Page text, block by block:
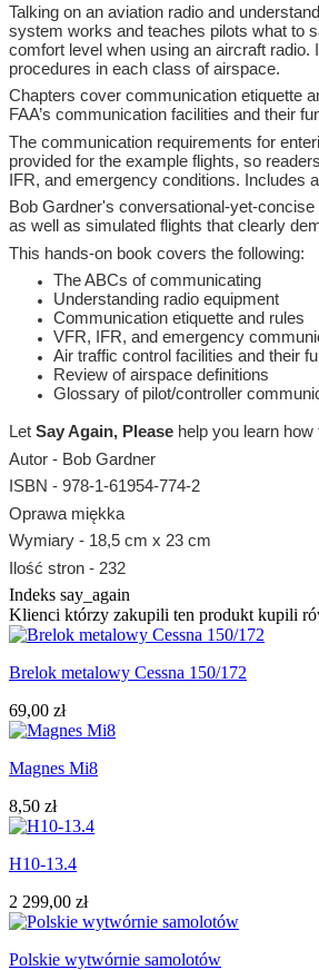
Talking on an aviation radio and
system works and teaches pilots what to
comfort level when using an aircraft
procedures in each class of airspace.
Chapters cover communication etiquette
FAA’s communication facilities and their
The communication requirements for
provided for the example flights, so
IFR, and emergency conditions. Includes
Bob Gardner's conversational-yet-
as well as simulated flights that clearly
This hands-on book covers the following:
The ABCs of communicating
Understanding radio equipment
Communication etiquette and rules
VFR, IFR, and emergency
Air traffic control facilities and their
Review of airspace definitions
Glossary of pilot/controller
Let Say Again, Please help you learn
Autor - Bob Gardner
ISBN - 978-1-61954-774-2
Oprawa miękka
Wymiary - 18,5 cm x 23 cm
Ilość stron - 232
Indeks say_again
Klienci którzy zakupili ten produkt kupili
Brelok metalowy Cessna 150/172
69,00 zł
Magnes Mi8
8,50 zł
H10-13.4
2 299,00 zł
Polskie wytwórnie samolotów